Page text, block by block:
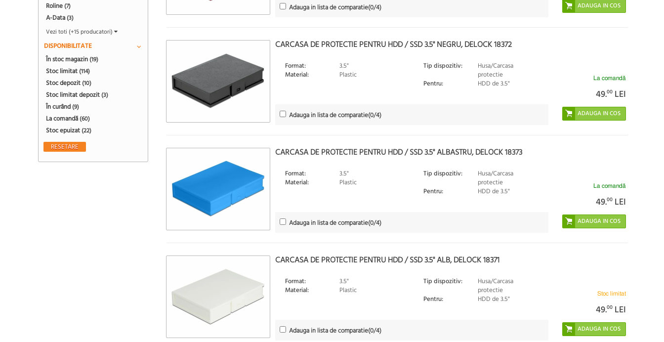
Adauga in lista de comparatie(0/4)
CARCASA DE PROTECTIE PENTRU HDD / SSD 3.5" NEGRU, DELOCK 18372
Format:
3.5"
Material:
Plastic
Tip dispozitiv:
Husa/Carcasa
protectie
Pentru:
HDD de 3.5"
Adauga in lista de comparatie(0/4)
La comandă
49.00 LEI
CARCASA DE PROTECTIE PENTRU HDD / SSD 3.5" ALBASTRU, DELOCK 18373
Format:
3.5"
Material:
Plastic
Tip dispozitiv:
Husa/Carcasa
protectie
Pentru:
HDD de 3.5"
Adauga in lista de comparatie(0/4)
La comandă
49.00 LEI
CARCASA DE PROTECTIE PENTRU HDD / SSD 3.5" ALB, DELOCK 18371
Format:
3.5"
Material:
Plastic
Tip dispozitiv:
Husa/Carcasa
protectie
Pentru:
HDD de 3.5"
Adauga in lista de comparatie(0/4)
Stoc limitat
49.00 LEI
Roline (7)
A-Data (3)
Vezi toti (+15 producatori)
DISPONIBILITATE
În stoc magazin (19)
Stoc limitat (114)
Stoc depozit (10)
Stoc limitat depozit (3)
În curând (9)
La comandă (60)
Stoc epuizat (22)
RESETARE